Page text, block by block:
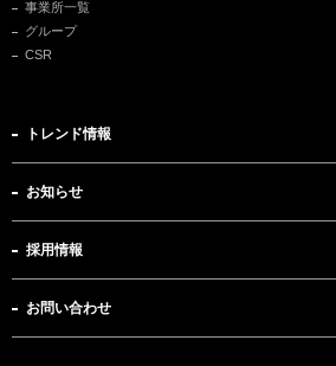
事業所一覧
グループ
CSR
トレンド情報
お知らせ
採用情報
お問い合わせ